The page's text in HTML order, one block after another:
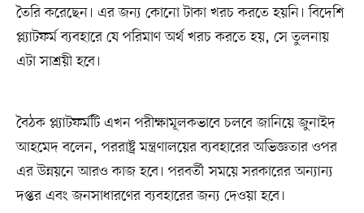
তৈরি করেছেন। এর জন্য কোনো টাকা খরচ করতে হয়নি। বিদেশি
প্ল্যাটফর্ম ব্যবহারে যে পরিমাণ অর্থ খরচ করতে হয়, সে তুলনায়
এটা সাশ্রয়ী হবে।
বৈঠক প্ল্যাটফর্মটি এখন পরীক্ষামূলকভাবে চলবে জানিয়ে জুনাইদ
আহমেদ বলেন, পররাষ্ট্র মন্ত্রণালয়ের ব্যবহারের অভিজ্ঞতার ওপর
এর উন্নয়নে আরও কাজ হবে। পরবর্তী সময়ে সরকারের অন্যান্য
দপ্তর এবং জনসাধারণের ব্যবহারের জন্য দেওয়া হবে।